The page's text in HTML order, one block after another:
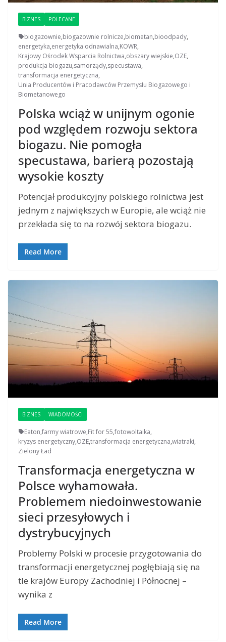
BIZNES POLECANE
biogazownie,biogazownie rolnicze,biometan,bioodpady,
energetyka,energetyka odnawialna,KOWR,
Krajowy Ośrodek Wsparcia Rolnictwa,obszary wiejskie,OZE,
produkcja biogazu,samorządy,specustawa,
transformacja energetyczna,
Unia Producentów i Pracodawców Przemysłu Biogazowego i
Biometanowego
Polska wciąż w unijnym ogonie
pod względem rozwoju sektora
biogazu. Nie pomogła
specustawa, barierą pozostają
wysokie koszty
Potencjał produkcyjny polskiego rolnictwa jest
jednym z największych w Europie, ale wciąż nie
przekłada się to na rozwój sektora biogazu.
Read More
BIZNES WIADOMOŚCI
Eaton,farmy wiatrowe,Fit for 55,fotowoltaika,
kryzys energetyczny,OZE,transformacja energetyczna,wiatraki,
Zielony Ład
Transformacja energetyczna w
Polsce wyhamowała.
Problemem niedoinwestowanie
sieci przesyłowych i
dystrybucyjnych
Problemy Polski w procesie przygotowania do
transformacji energetycznej pogłębiają się na
tle krajów Europy Zachodniej i Północnej –
wynika z
Read More